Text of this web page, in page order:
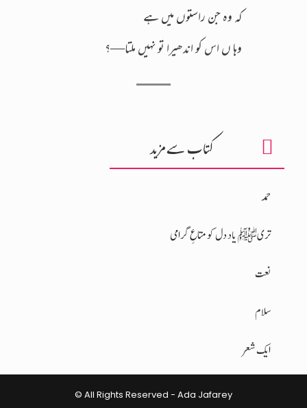
کہ وہ جن راستوں میں ہے
وہا ں اس کو اندھیرا تو نہیں ملتا—؟
کتاب سے مزید
حمد
تریﷺ یاد دل کو متاعِ گرامی
نعت
سلام
ایک شعر
© All Rights Reserved - Ada Jafarey